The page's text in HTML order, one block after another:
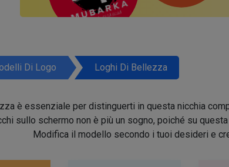
Di Logo Loghi Di Bellezza
è essenziale per distinguerti in questa nicchia
sullo schermo non è più un sogno, poiché su
Modifica il modello secondo i tuoi desideri e